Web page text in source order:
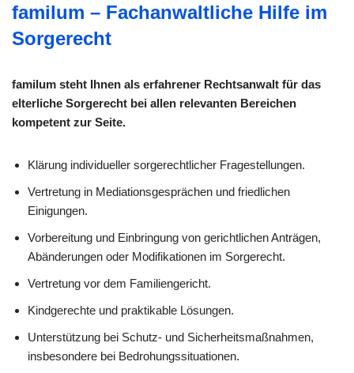
familum – Fachanwaltliche Hilfe im
Sorgerecht
familum steht Ihnen als erfahrener Rechtsanwalt für das
elterliche Sorgerecht bei allen relevanten Bereichen
kompetent zur Seite.
Klärung individueller sorge­rechtlicher Fragestellungen.
Vertretung in Mediationsgesprächen und friedlichen
Einigungen.
Vorbereitung und Einbringung von gerichtlichen Anträgen,
Abänderungen oder Modifikationen im Sorgerecht.
Vertretung vor dem Familiengericht.
Kindgerechte und praktikable Lösungen.
Unterstützung bei Schutz- und Sicherheitsmaßnahmen,
insbesondere bei Bedrohungssituationen.